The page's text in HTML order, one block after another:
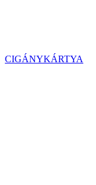
CIGÁNYKÁRTYA